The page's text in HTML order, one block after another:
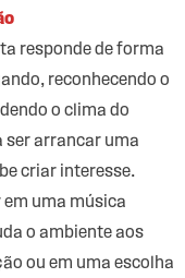
responde de forma
reconhecendo o
o clima do
ser arrancar uma
criar interesse.
uma música
o ambiente aos
ou em uma escolha